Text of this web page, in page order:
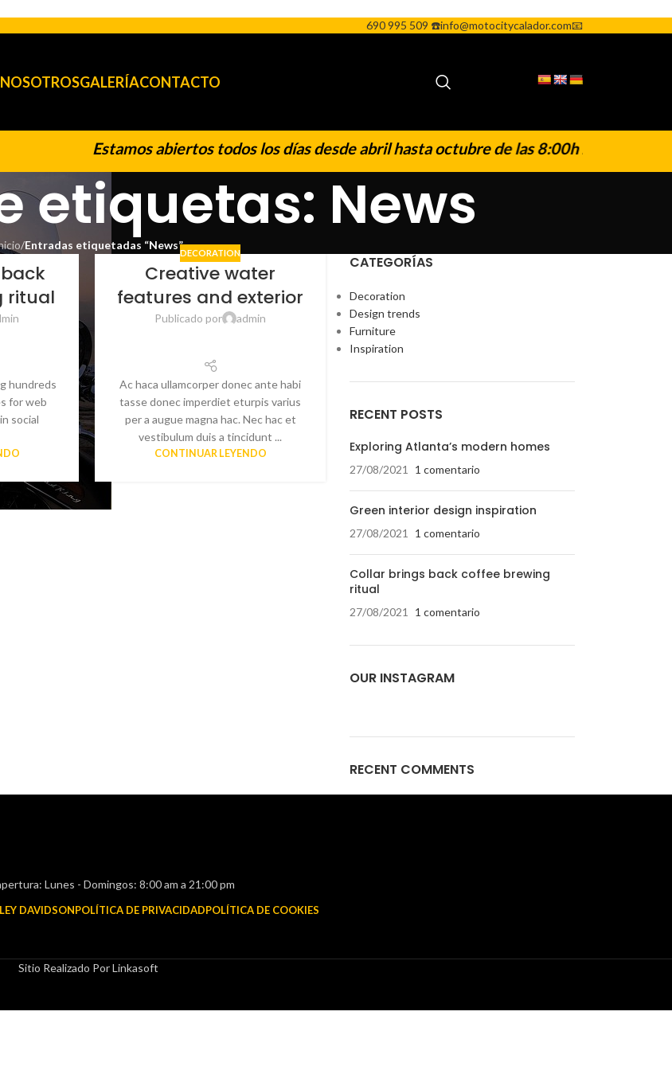
690 995 509 ☎️info@motocitycalador.com📧
NOSOTROSGALERÍACONTACTO
Estamos abiertos todos los días desde abril hasta octubre de las 8:00h hasta 20.00h
etiquetas: News
/Entradas etiquetadas “News”
ritual
hundreds
for web
social
DECORATION
Creative water
features and exterior
Publicado por admin
Ac haca ullamcorper donec ante habi
tasse donec imperdiet eturpis varius
per a augue magna hac. Nec hac et
vestibulum duis a tincidunt ...
CONTINUAR LEYENDO
CATEGORÍAS
Decoration
Design trends
Furniture
Inspiration
RECENT POSTS
Exploring Atlanta’s modern homes
27/08/2021 1 comentario
Green interior design inspiration
27/08/2021 1 comentario
Collar brings back coffee brewing
ritual
27/08/2021 1 comentario
OUR INSTAGRAM
RECENT COMMENTS
Lunes - Domingos: 8:00 am a 21:00 pm
DAVIDSONPOLÍTICA DE PRIVACIDADPOLÍTICA DE COOKIES
Sitio Realizado Por Linkasoft